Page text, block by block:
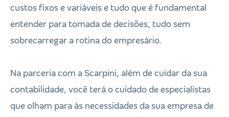
custos fixos e variáveis e tudo que é fundamental
entender para tomada de decisões, tudo sem
sobrecarregar a rotina do empresário.
Na parceria com a Scarpini, além de cuidar da sua
contabilidade, você terá o cuidado de especialistas
que olham para às necessidades da sua empresa de